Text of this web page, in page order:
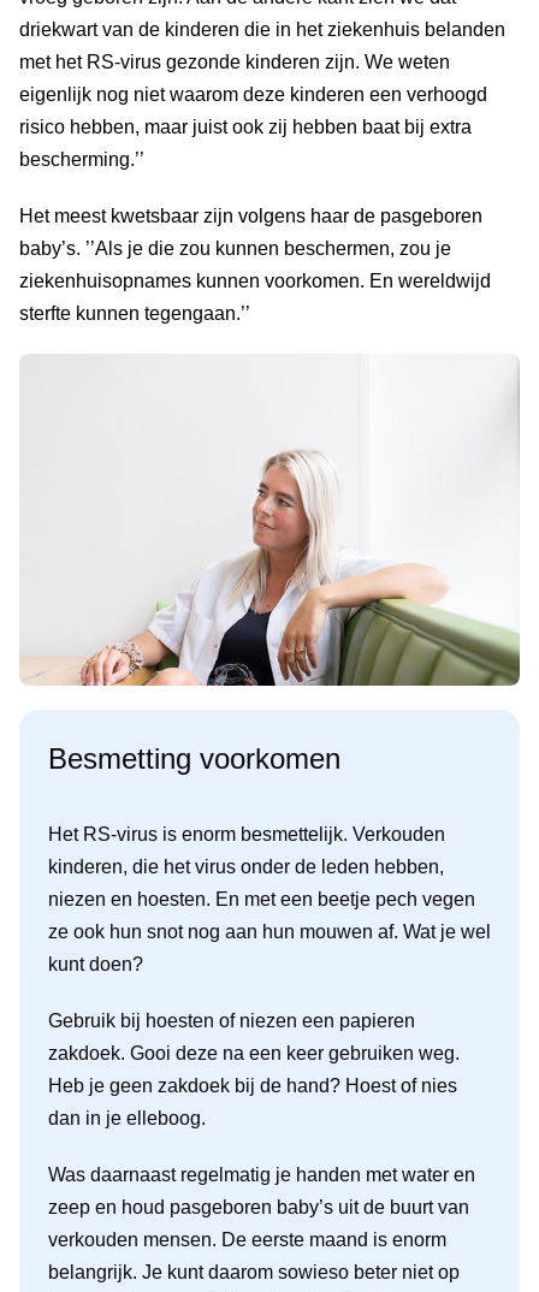
driekwart van de kinderen die in het ziekenhuis belanden
met het RS-virus gezonde kinderen zijn. We weten
eigenlijk nog niet waarom deze kinderen een verhoogd
risico hebben, maar juist ook zij hebben baat bij extra
bescherming.’’
Het meest kwetsbaar zijn volgens haar de pasgeboren
baby’s. ’’Als je die zou kunnen beschermen, zou je
ziekenhuisopnames kunnen voorkomen. En wereldwijd
sterfte kunnen tegengaan.’’
Besmetting voorkomen
Het RS-virus is enorm besmettelijk. Verkouden
kinderen, die het virus onder de leden hebben,
niezen en hoesten. En met een beetje pech vegen
ze ook hun snot nog aan hun mouwen af. Wat je wel
kunt doen?
Gebruik bij hoesten of niezen een papieren
zakdoek. Gooi deze na een keer gebruiken weg.
Heb je geen zakdoek bij de hand? Hoest of nies
dan in je elleboog.
Was daarnaast regelmatig je handen met water en
zeep en houd pasgeboren baby’s uit de buurt van
verkouden mensen. De eerste maand is enorm
belangrijk. Je kunt daarom sowieso beter niet op